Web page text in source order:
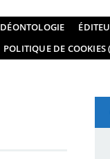
DÉONTOLOGIE
POLITIQUE DE COOKIES